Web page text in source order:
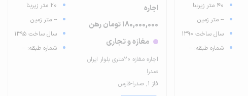
40 متر زیربنا
-- متر زمین
سال ساخت 1390
شماره طبقه: --
اجاره
180,000,000 تومان رهن
مغازه و تجاری
اجاره مغازه ۲۰متری بلوار ایران
صدرا
فاز ۱, صدرا-فارس
20 متر زیربنا
-- متر زمین
سال ساخت 1395
شماره طبقه: --